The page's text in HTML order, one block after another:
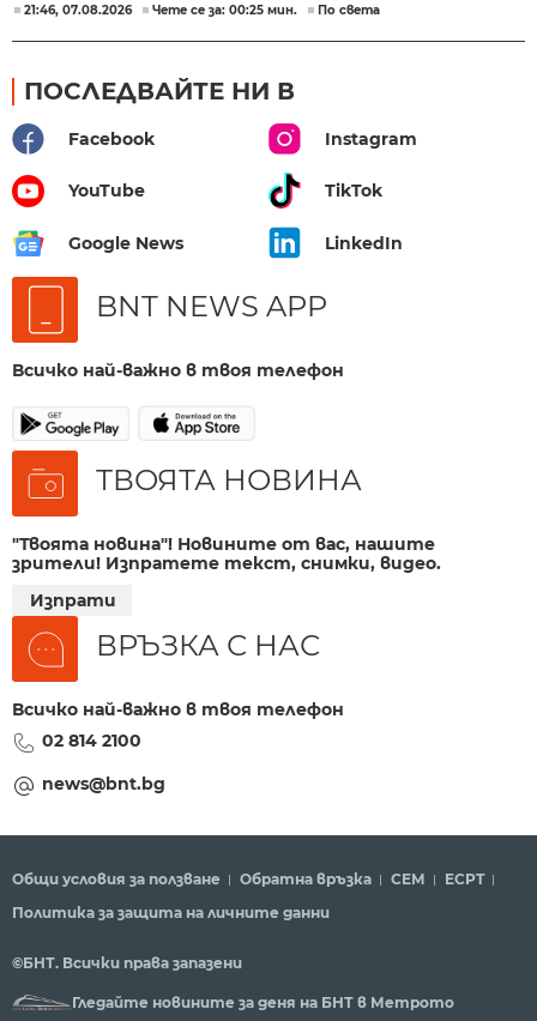
21:46, 07.08.2026 Чете се за: 00:25 мин. По света
ПОСЛЕДВАЙТЕ НИ В
Facebook Instagram
YouTube TikTok
Google News LinkedIn
BNT NEWS APP
Всичко най-важно в твоя телефон
ТВОЯТА НОВИНА
"Твоята новина"! Новините от вас, нашите
зрители! Изпратете текст, снимки, видео.
Изпрати
ВРЪЗКА С НАС
Всичко най-важно в твоя телефон
02 814 2100
news@bnt.bg
Общи условия за ползване Обратна връзка СЕМ
ECPT
Политика за защита на личните данни
©БНТ. Всички права запазени
Гледайте новините за деня на БНТ в Метрото